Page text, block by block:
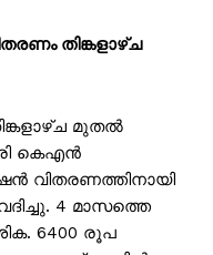
തിങ്കളാഴ്ച
മുതൽ
കെഎൻ
വിതരണത്തിനായി
4 മാസത്തെ
6400 രൂപ